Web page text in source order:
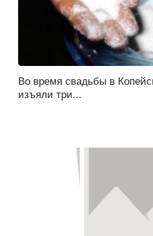
Во время свадьбы в
изъяли три...